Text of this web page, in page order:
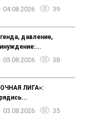
04.08.2026 39
давление,
05.08.2026 38
ЛИГА»:
03.08.2026 35